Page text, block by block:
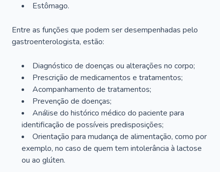
Estômago.
Entre as funções que podem ser desempenhadas pelo
gastroenterologista, estão:
Diagnóstico de doenças ou alterações no corpo;
Prescrição de medicamentos e tratamentos;
Acompanhamento de tratamentos;
Prevenção de doenças;
Análise do histórico médico do paciente para
identificação de possíveis predisposições;
Orientação para mudança de alimentação, como por
exemplo, no caso de quem tem intolerância à lactose
ou ao glúten.